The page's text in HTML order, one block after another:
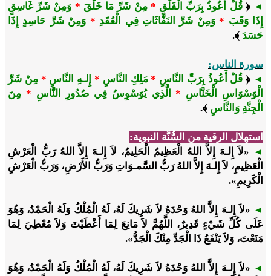
◄ ﴿قُلْ أَعُوذُ بِرَبِّ الْفَلَقِ *مِنْ شَرِّ مَا خَلَقَ * وَمِنْ شَرِّ غَاسِقٍ
إِذَا وَقَبَ *وَمِنْ شَرِّ النَفَّاثَاتِ فِي الْعُقَدِ * وَمِنْ شَرِّ حَاسِدٍ إِذَا
حَسَدَ ﴾.
سورة الناس:
◄ ﴿ قُلْ أَعُوذُ بِرَبِّ النَّاسِ *مَلِكِ النَّاسِ * إِلـهِ النَّاسِ *مِنْ شَرِّ
الْوَسْوَاسِ الْخَنَّاسِ * الَّذِي يُوَسْوِسُ فِي صُدُورِ النَّاسِ * مِنَ
الْجِنَّةِ وَالنَّاسِ ﴾.
استهلال الرقية من السُّنَّة النبوية:
◄
«لاَ إِلـهَ إِلاَّ اللهُ الْعَظِيمُ الْحَلِيمُ، لاَ إِلـهَ إِلاَّ اللهُ رَبُّ الْعَرْشِ
الْعَظِيمِ، لاَ إِلـهَ إِلاَّ اللهُ رَبُّ السَّمـوَاتِ وَرَبُّ الأَرْضِ، وَرَبُّ الْعَرْشِ
الْكَرِيمِ».
◄ «لاَ إِلـهَ إِلاَّ اللهُ وَحْدَهُ لاَ شَرِيكَ لَهُ، لَهُ الْمُلْكُ وَلَهُ الْحَمْدُ، وَهُوَ
عَلَى كُلِّ شَيْءٍ قَدِيرٌ، اللَّهُمَّ لاَ مَانِعَ لِمَا أَعْطَيْتَ وَلاَ مُعْطِيَ لِمَا
مَنَعْتَ، وَلاَ يَنْفَعُ ذَا الْجَدِّ مِنْكَ الْجَدُّ».
◄ «لاَ إِلـهَ إِلاَّ اللهُ وَحْدَهُ لاَ شَرِيكَ لَهُ، لَهُ الْمُلْكُ وَلَهُ الْحَمْدُ، وَهُوَ